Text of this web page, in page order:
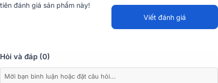
Thiết kế sang trọng với lớp vỏ màu đen bóng mang lại vẻ ngoài hiện
đại và chuyên nghiệp, làm cho loa trở thành một điểm nhấn thu hút
tiên đánh giá sản phẩm này!
Viết đánh giá
Hỏi và đáp (0)